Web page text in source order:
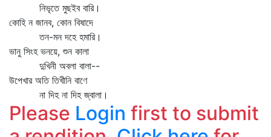
নিভৃতে মুছইব বারি।
কোহি ন জানব, কোন বিষাদে
তন-মন দহে হমারি।
ভানু সিংহ ভনয়ে, শুন কালা
দুখিনী অবলা বালা--
উপেখার অতি তিখীনি বাণে
না দিহ না দিহ জ্বালা।
Please Login first to submit